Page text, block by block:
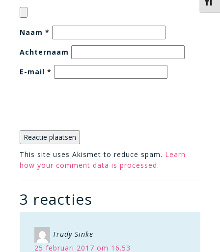
Naam *
Achternaam
E-mail *
This site uses Akismet to reduce spam. Learn
how your comment data is processed.
3 reacties
Trudy Sinke
25 februari 2017 om 16.53